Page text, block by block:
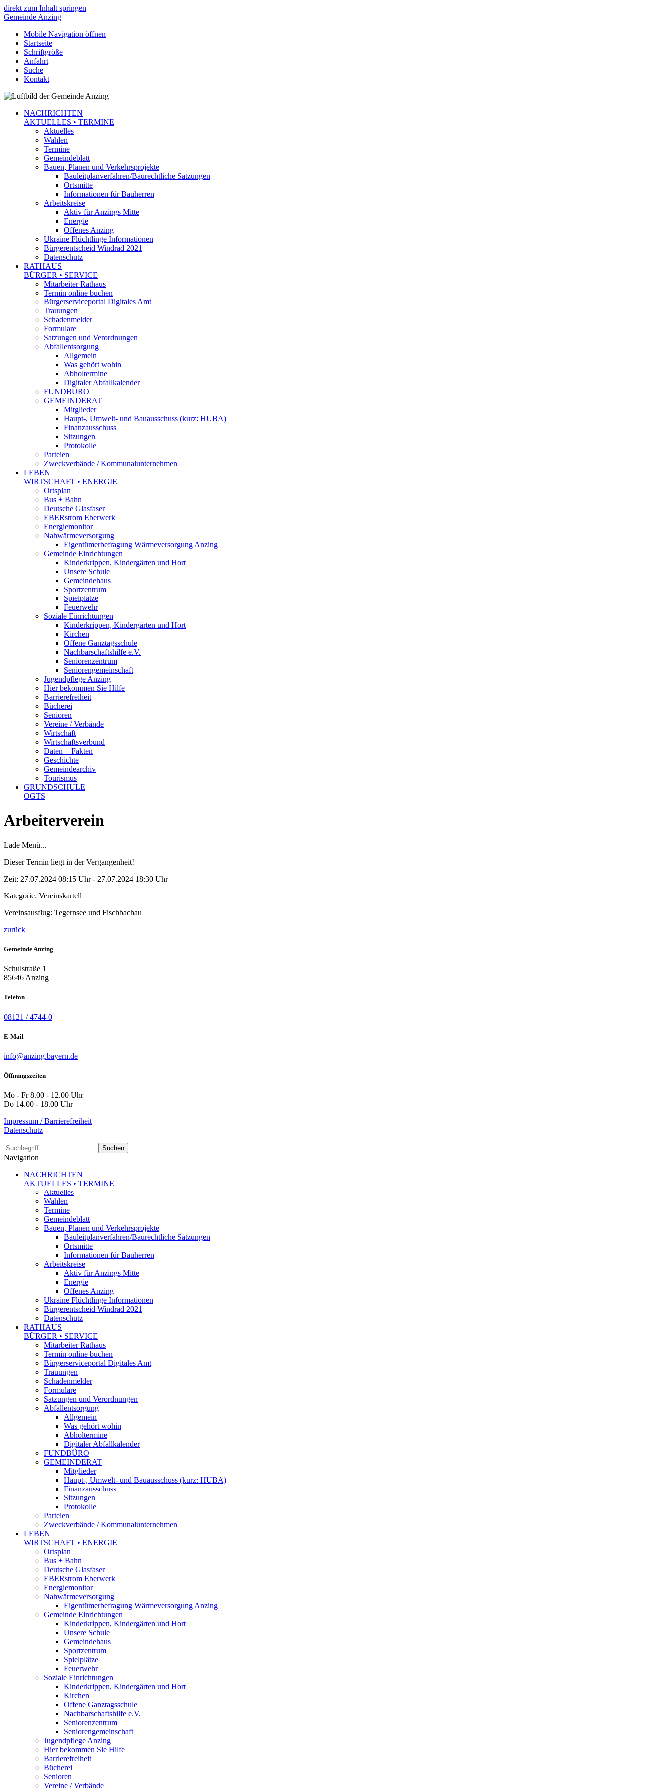
direkt zum Inhalt springen
Gemeinde Anzing
Mobile Navigation öffnen
Startseite
Schriftgröße
Anfahrt
Suche
Kontakt
NACHRICHTEN
AKTUELLES • TERMINE
Aktuelles
Wahlen
Termine
Gemeindeblatt
Bauen, Planen und Verkehrsprojekte
Bauleitplanverfahren/Baurechtliche Satzungen
Ortsmitte
Informationen für Bauherren
Arbeitskreise
Aktiv für Anzings Mitte
Energie
Offenes Anzing
Ukraine Flüchtlinge Informationen
Bürgerentscheid Windrad 2021
Datenschutz
RATHAUS
BÜRGER • SERVICE
Mitarbeiter Rathaus
Termin online buchen
Bürgerserviceportal Digitales Amt
Trauungen
Schadenmelder
Formulare
Satzungen und Verordnungen
Abfallentsorgung
Allgemein
Was gehört wohin
Abholtermine
Digitaler Abfallkalender
FUNDBÜRO
GEMEINDERAT
Mitglieder
Haupt-, Umwelt- und Bauausschuss (kurz: HUBA)
Finanzausschuss
Sitzungen
Protokolle
Parteien
Zweckverbände / Kommunalunternehmen
LEBEN
WIRTSCHAFT • ENERGIE
Ortsplan
Bus + Bahn
Deutsche Glasfaser
EBERstrom Eberwerk
Energiemonitor
Nahwärmeversorgung
Eigentümerbefragung Wärmeversorgung Anzing
Gemeinde Einrichtungen
Kinderkrippen, Kindergärten und Hort
Unsere Schule
Gemeindehaus
Sportzentrum
Spielplätze
Feuerwehr
Soziale Einrichtungen
Kinderkrippen, Kindergärten und Hort
Kirchen
Offene Ganztagsschule
Nachbarschaftshilfe e.V.
Seniorenzentrum
Seniorengemeinschaft
Jugendpflege Anzing
Hier bekommen Sie Hilfe
Barrierefreiheit
Bücherei
Senioren
Vereine / Verbände
Wirtschaft
Wirtschaftsverbund
Daten + Fakten
Geschichte
Gemeindearchiv
Tourismus
GRUNDSCHULE
OGTS
Arbeiterverein
Lade Menü...
Dieser Termin liegt in der Vergangenheit!
Zeit: 27.07.2024 08:15 Uhr - 27.07.2024 18:30 Uhr
Kategorie: Vereinskartell
Vereinsausflug: Tegernsee und Fischbachau
zurück
Gemeinde Anzing
Schulstraße 1
85646 Anzing
Telefon
08121 / 4744-0
E-Mail
info@anzing.bayern.de
Öffnungszeiten
Mo - Fr 8.00 - 12.00 Uhr
Do 14.00 - 18.00 Uhr
Impressum / Barrierefreiheit
Datenschutz
Suche
Navigation
NACHRICHTEN
AKTUELLES • TERMINE
Aktuelles
Wahlen
Termine
Gemeindeblatt
Bauen, Planen und Verkehrsprojekte
Bauleitplanverfahren/Baurechtliche Satzungen
Ortsmitte
Informationen für Bauherren
Arbeitskreise
Aktiv für Anzings Mitte
Energie
Offenes Anzing
Ukraine Flüchtlinge Informationen
Bürgerentscheid Windrad 2021
Datenschutz
RATHAUS
BÜRGER • SERVICE
Mitarbeiter Rathaus
Termin online buchen
Bürgerserviceportal Digitales Amt
Trauungen
Schadenmelder
Formulare
Satzungen und Verordnungen
Abfallentsorgung
Allgemein
Was gehört wohin
Abholtermine
Digitaler Abfallkalender
FUNDBÜRO
GEMEINDERAT
Mitglieder
Haupt-, Umwelt- und Bauausschuss (kurz: HUBA)
Finanzausschuss
Sitzungen
Protokolle
Parteien
Zweckverbände / Kommunalunternehmen
LEBEN
WIRTSCHAFT • ENERGIE
Ortsplan
Bus + Bahn
Deutsche Glasfaser
EBERstrom Eberwerk
Energiemonitor
Nahwärmeversorgung
Eigentümerbefragung Wärmeversorgung Anzing
Gemeinde Einrichtungen
Kinderkrippen, Kindergärten und Hort
Unsere Schule
Gemeindehaus
Sportzentrum
Spielplätze
Feuerwehr
Soziale Einrichtungen
Kinderkrippen, Kindergärten und Hort
Kirchen
Offene Ganztagsschule
Nachbarschaftshilfe e.V.
Seniorenzentrum
Seniorengemeinschaft
Jugendpflege Anzing
Hier bekommen Sie Hilfe
Barrierefreiheit
Bücherei
Senioren
Vereine / Verbände